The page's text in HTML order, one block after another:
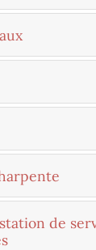
de